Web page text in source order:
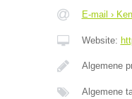
E-mail ›
Website:
Algemene
Algemene